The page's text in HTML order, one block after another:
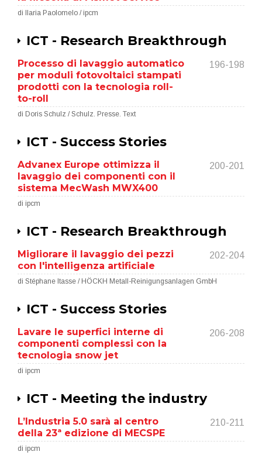
di Ilaria Paolomelo / ipcm
ICT - Research Breakthrough
Processo di lavaggio automatico
per moduli fotovoltaici stampati
prodotti con la tecnologia roll-
to-roll
196-198
di Doris Schulz / Schulz. Presse. Text
ICT - Success Stories
Advanex Europe ottimizza il
lavaggio dei componenti con il
sistema MecWash MWX400
200-201
di ipcm
ICT - Research Breakthrough
Migliorare il lavaggio dei pezzi
con l'intelligenza artificiale
202-204
di Stéphane Itasse / HÖCKH Metall-Reinigungsanlagen GmbH
ICT - Success Stories
Lavare le superfici interne di
componenti complessi con la
tecnologia snow jet
206-208
di ipcm
ICT - Meeting the industry
L’Industria 5.0 sarà al centro
della 23ª edizione di MECSPE
210-211
di ipcm